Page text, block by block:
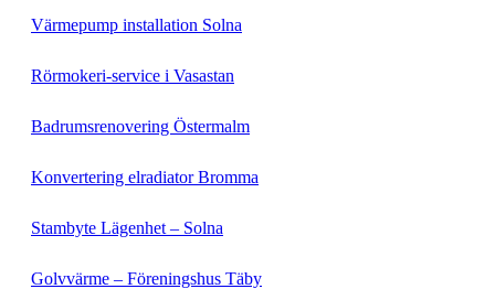
Värmepump installation Solna
Rörmokeri-service i Vasastan
Badrumsrenovering Östermalm
Konvertering elradiator Bromma
Stambyte Lägenhet – Solna
Golvvärme – Föreningshus Täby